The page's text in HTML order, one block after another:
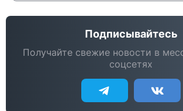
Подписывайтесь
Получайте свежие новости в
соцсетях